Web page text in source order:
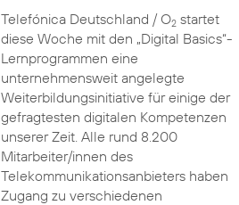
Telefónica Deutschland / O2startet
diese Woche mit den „Digital Basics“-
Lernprogrammen eine
unternehmensweit angelegte
Weiterbildungsinitiative für einige der
gefragtesten digitalen Kompetenzen
unserer Zeit. Alle rund 8.200
Mitarbeiter/innen des
Telekommunikationsanbieters haben
Zugang zu verschiedenen